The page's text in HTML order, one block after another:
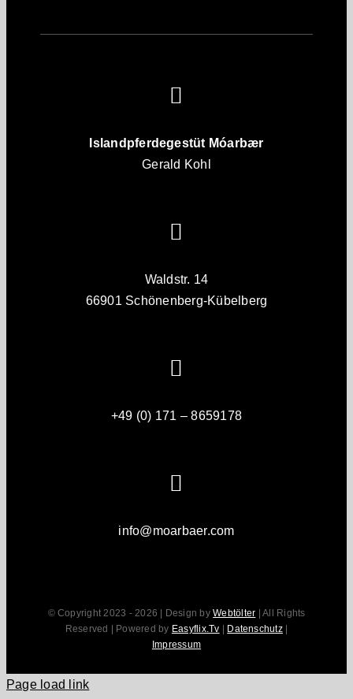
Islandpferdegestüt Móarbær
Gerald Kohl
Waldstr. 14
66901 Schönenberg-Kübelberg
+49 (0) 171 – 8659178
info@moarbaer.com
© Copyright 2023 - 2026 | Design byWebtölter | All Rights
Reserved | Powered by Easyflix.Tv | Datenschutz|
Impressum
Page load link